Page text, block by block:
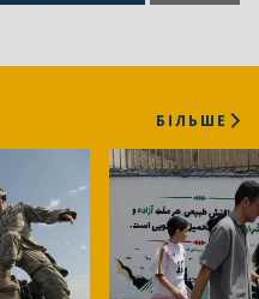
БІЛЬШЕ